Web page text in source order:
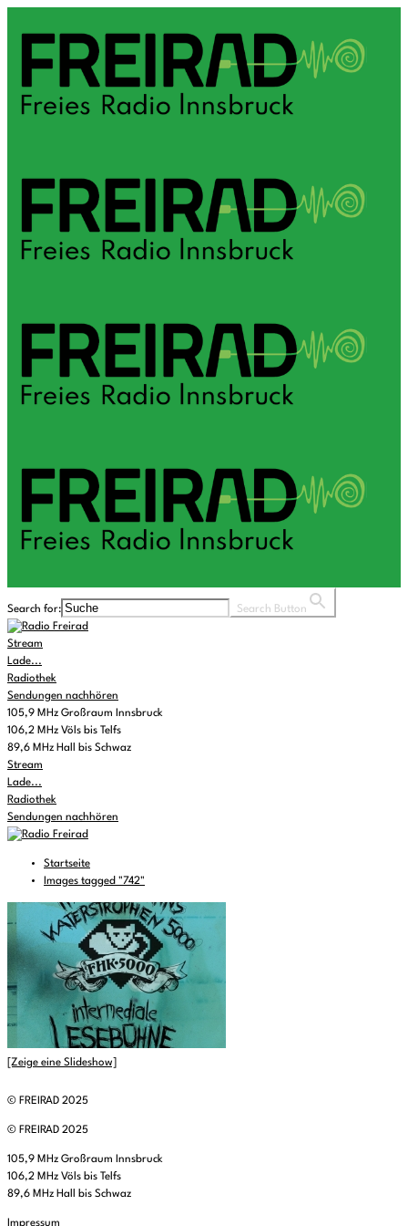
Search for: Search Button
Stream
Lade...
Radiothek
Sendungen nachhören
105,9 MHz Großraum Innsbruck
106,2 MHz Völs bis Telfs
89,6 MHz Hall bis Schwaz
Stream
Lade...
Radiothek
Sendungen nachhören
Startseite
Images tagged "742"
[Zeige eine Slideshow]
© FREIRAD 2025
© FREIRAD 2025
105,9 MHz Großraum Innsbruck
106,2 MHz Völs bis Telfs
89,6 MHz Hall bis Schwaz
Impressum